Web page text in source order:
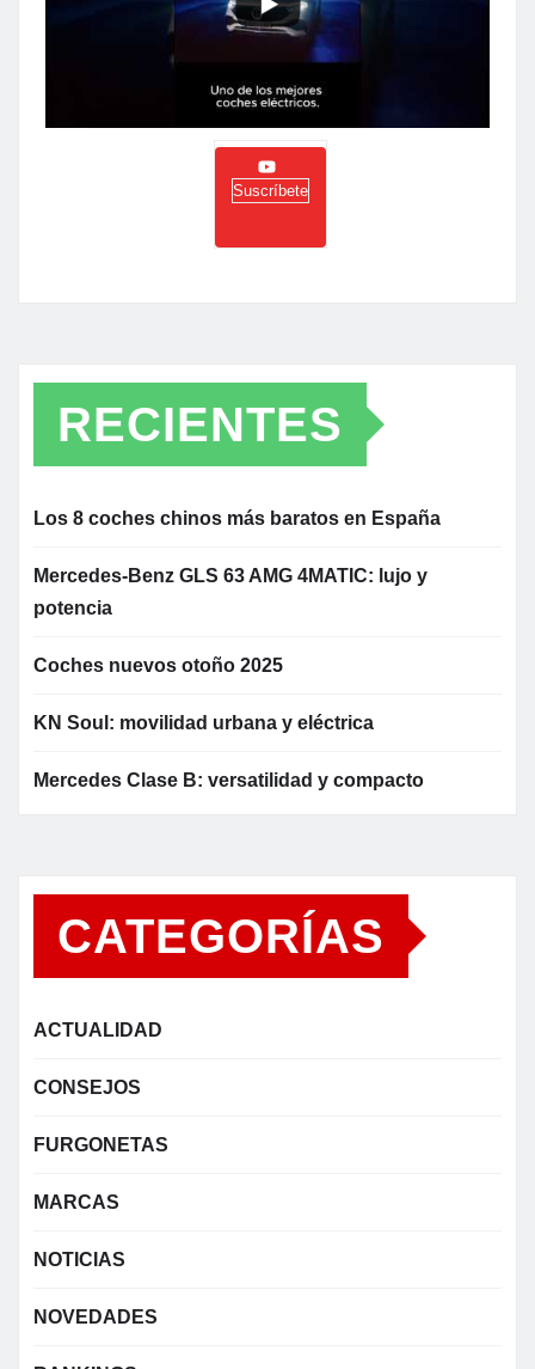
Suscríbete
RECIENTES
Los 8 coches chinos más baratos en España
Mercedes-Benz GLS 63 AMG 4MATIC: lujo y
potencia
Coches nuevos otoño 2025
KN Soul: movilidad urbana y eléctrica
Mercedes Clase B: versatilidad y compacto
CATEGORÍAS
ACTUALIDAD
CONSEJOS
FURGONETAS
MARCAS
NOTICIAS
NOVEDADES